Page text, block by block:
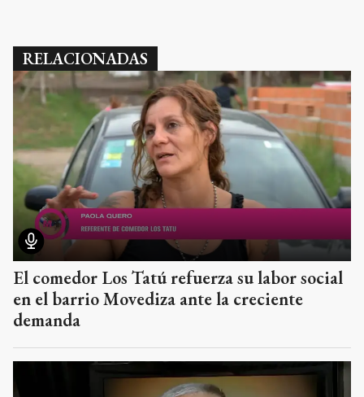
RELACIONADAS
El comedor Los Tatú refuerza su labor social
en el barrio Movediza ante la creciente
demanda